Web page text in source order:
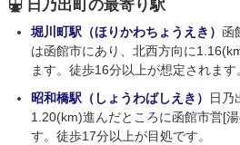
日乃出町の最寄り駅
堀川町駅（ほりかわちょうえき） 函
は函館市にあり、北西方向に
ます。徒歩16分以上が想定されます
昭和橋駅（しょうわばしえき）
日乃
1.20(km)進んだところに函館市営[
す。徒歩17分以上が目処です。